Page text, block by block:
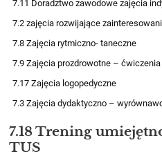
7.11 Doradztwo zawodowe zajęcia
7.2 zajęcia rozwijające
7.8 Zajęcia rytmiczno- taneczne
7.9 Zajęcia prozdrowotne –
7.17 Zajęcia logopedyczne
7.3 Zajęcia dydaktyczno –
7.18 Trening
TUS